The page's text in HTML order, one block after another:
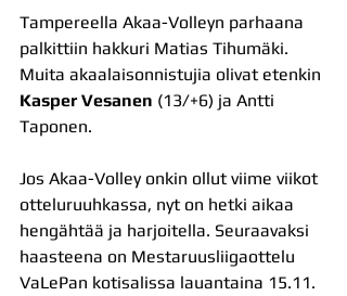
Tampereella Akaa-Volleyn parhaana
palkittiin hakkuri Matias Tihumäki.
Muita akaalaisonnistujia olivat etenkin
Kasper Vesanen (13/+6) ja Antti
Taponen.
Jos Akaa-Volley onkin ollut viime viikot
otteluruuhkassa, nyt on hetki aikaa
hengähtää ja harjoitella. Seuraavaksi
haasteena on Mestaruusliigaottelu
VaLePan kotisalissa lauantaina 15.11.